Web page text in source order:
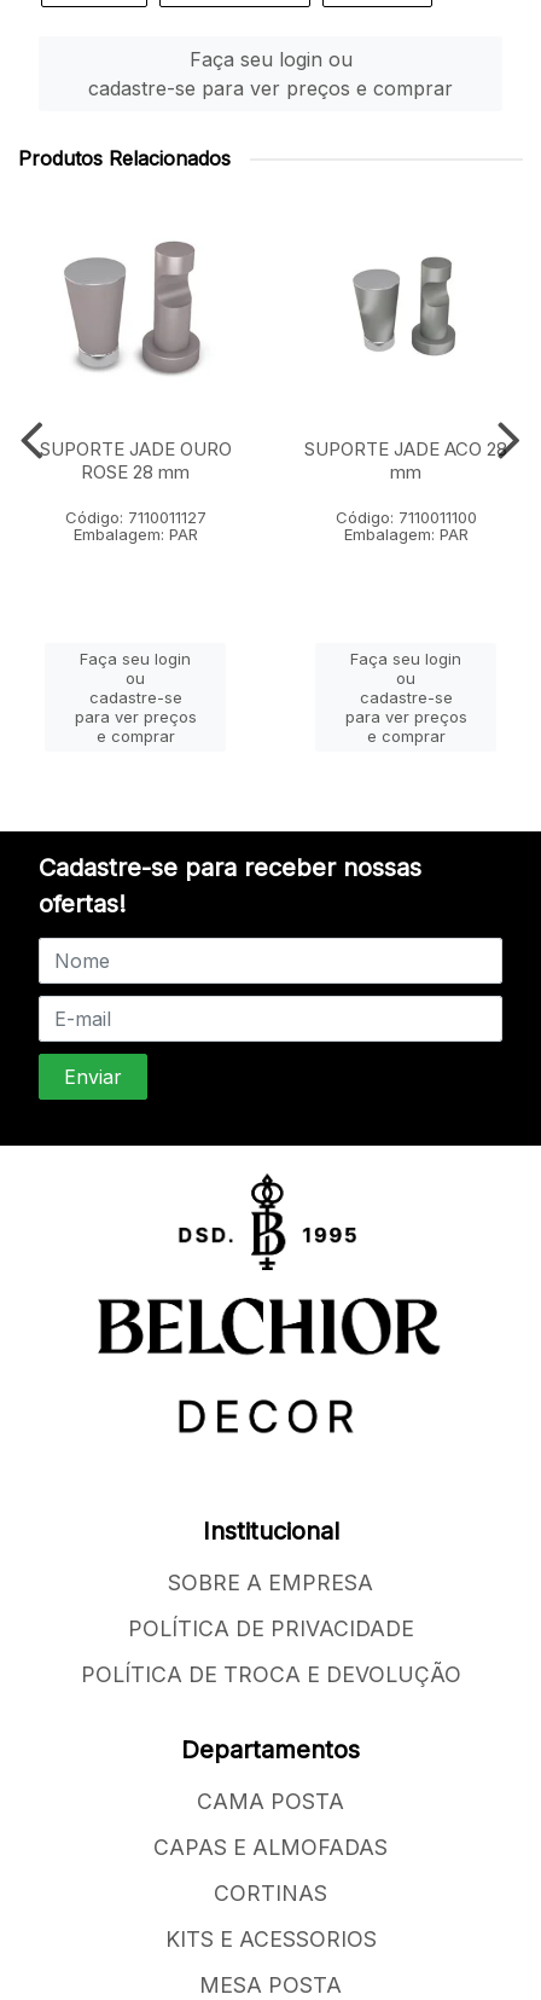
Faça seu login ou
cadastre-se para ver preços e comprar
Produtos Relacionados
SUPORTE JADE OURO
ROSE 28 mm
Código: 7110011127
Embalagem: PAR
Faça seu login
ou
cadastre-se
para ver preços
e comprar
SUPORTE JADE ACO 28
mm
Código: 7110011100
Embalagem: PAR
Faça seu login
ou
cadastre-se
para ver preços
e comprar
Cadastre-se para receber nossas
ofertas!
Institucional
SOBRE A EMPRESA
POLÍTICA DE PRIVACIDADE
POLÍTICA DE TROCA E DEVOLUÇÃO
Departamentos
CAMA POSTA
CAPAS E ALMOFADAS
CORTINAS
KITS E ACESSORIOS
MESA POSTA